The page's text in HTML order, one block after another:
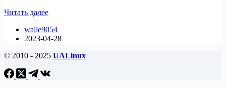
Читать далееЛучшие
управления
веб-
для
walle9054
2023-04-28
© 2010 - 2025 UALinux